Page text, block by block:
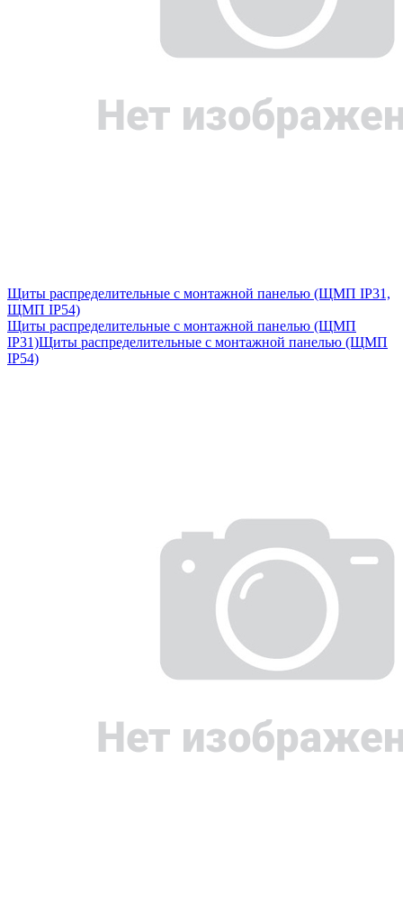
Щиты распределительные с монтажной панелью (ЩМП IP31,
ЩМП IP54)
Щиты распределительные с монтажной панелью (ЩМП
IP31)Щиты распределительные с монтажной панелью (ЩМП
IP54)